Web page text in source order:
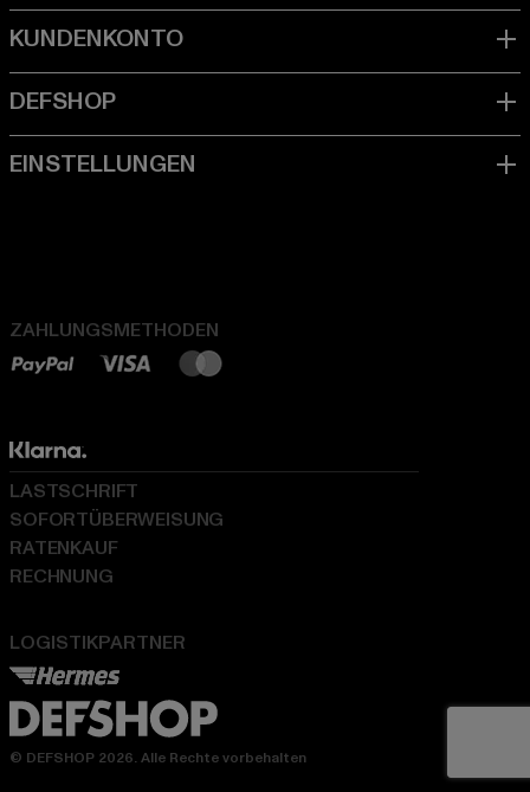
ZAHLUNGSMETHODEN
LOGISTIKPARTNER
LASTSCHRIFT
SOFORTÜBERWEISUNG
RATENKAUF
RECHNUNG
© DEFSHOP 2026. Alle Rechte vorbehalten